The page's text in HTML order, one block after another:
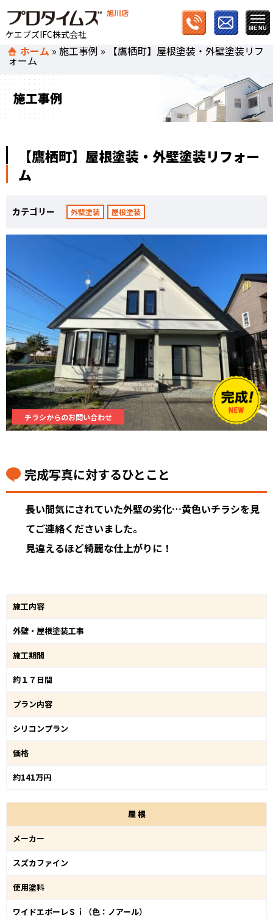
旭川店
ケエブズIFC株式会社
ホーム »施工事例 » 【鷹栖町】屋根塗装・外壁塗装リフ
ォーム
施工事例
【鷹栖町】屋根塗装・外壁塗装リフォー
ム
カテゴリー 外壁塗装 屋根塗装
チラシからのお問い合わせ
完成写真に対するひとこと
長い間気にされていた外壁の劣化…黄色いチラシを見
てご連絡くださいました。
見違えるほど綺麗な仕上がりに！
施工内容
外壁・屋根塗装工事
施工期間
約１７日間
プラン内容
シリコンプラン
価格
約141万円
屋根
メーカー
スズカファイン
使用塗料
ワイドエポーレＳｉ（色：ノアール）